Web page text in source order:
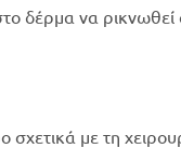
δέρμα να
σχετικά με τη